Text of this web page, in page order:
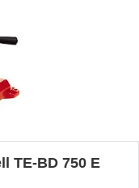
TE-BD 750 E